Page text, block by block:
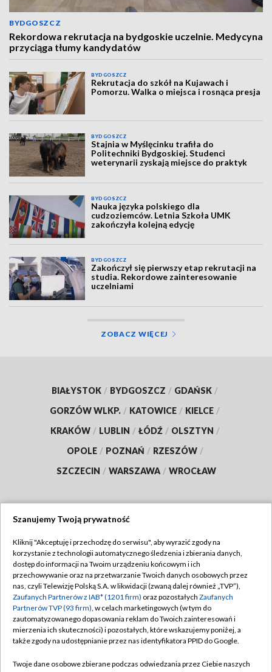
BYDGOSZCZ
Rekordowa rekrutacja na bydgoskie uczelnie. Medycyna
przyciąga tłumy kandydatów
BYDGOSZCZ
Rekrutacja do szkół na Kujawach i
Pomorzu. Walka o miejsca i rosnąca presja
BYDGOSZCZ
Stajnia w Myślęcinku trafiła do
Politechniki Bydgoskiej. Studenci
weterynarii zyskają miejsce do praktyk
BYDGOSZCZ
Nauka języka polskiego dla
cudzoziemców. Letnia Szkoła UMK
zakończyła kolejną edycję
BYDGOSZCZ
Zakończył się pierwszy etap rekrutacji na
studia. Rekordowe zainteresowanie
uczelniami
ZOBACZ WIĘCEJ
BIAŁYSTOK / BYDGOSZCZ / GDAŃSK /
GORZÓW WLKP. / KATOWICE / KIELCE /
KRAKÓW / LUBLIN / ŁÓDŹ / OLSZTYN /
OPOLE / POZNAŃ / RZESZÓW /
SZCZECIN / WARSZAWA / WROCŁAW
TVP
Abonament TVP
Emisja w TVP
Centrum informacji TVP
Naziemna Telewizja Cyfrowa
Regulamin TVP
Polityka prywatności
Moje zgody
Pomoc
Szanujemy Twoją prywatność
Kliknij "Akceptuję i przechodzę do serwisu", aby wyrazić zgody na
korzystanie z technologii automatycznego śledzenia i zbierania danych,
dostęp do informacji na Twoim urządzeniu końcowym i ich
przechowywanie oraz na przetwarzanie Twoich danych osobowych przez
nas, czyli Telewizję Polską S.A. w likwidacji (zwaną dalej również „TVP”),
Zaufanych Partnerów z IAB* (1201 firm) oraz pozostałych Zaufanych
Partnerów TVP (93 firm), w celach marketingowych (w tym do
zautomatyzowanego dopasowania reklam do Twoich zainteresowań i
mierzenia ich skuteczności) i pozostałych, które wskazujemy poniżej, a
także zgody na udostępnianie przez nas identyfikatora PPID do Google.
Twoje dane osobowe zbierane podczas odwiedzania przez Ciebie naszych